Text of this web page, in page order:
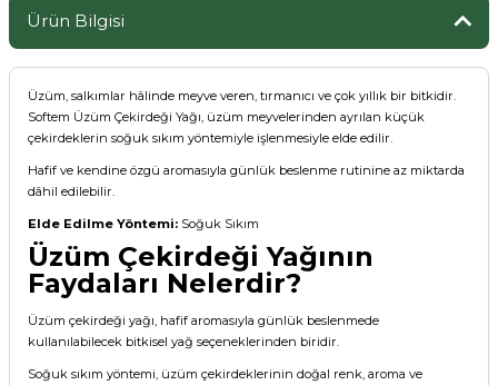
Ürün Bilgisi
Üzüm, salkımlar hâlinde meyve veren, tırmanıcı ve çok yıllık bir bitkidir.
Softem Üzüm Çekirdeği Yağı, üzüm meyvelerinden ayrılan küçük
çekirdeklerin soğuk sıkım yöntemiyle işlenmesiyle elde edilir.
Hafif ve kendine özgü aromasıyla günlük beslenme rutinine az miktarda
dâhil edilebilir.
Elde Edilme Yöntemi: Soğuk Sıkım
Üzüm Çekirdeği Yağının
Faydaları Nelerdir?
Üzüm çekirdeği yağı, hafif aromasıyla günlük beslenmede
kullanılabilecek bitkisel yağ seçeneklerinden biridir.
Soğuk sıkım yöntemi, üzüm çekirdeklerinin doğal renk, aroma ve